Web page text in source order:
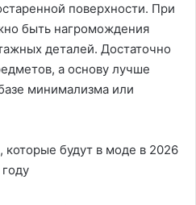
поверхности. При
быть нагромождения
деталей. Достаточно
а основу лучше
минимализма или